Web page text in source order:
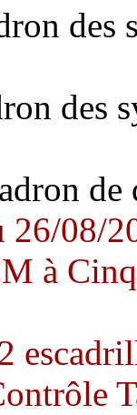
des
des
de
26/08/
à